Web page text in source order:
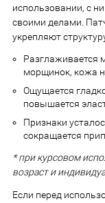
использовании, с
своими делами.
укрепляют
Разглаживается
морщинок, кожа
Ощущается
повышается
Признаки
сокращается
* при курсовом
возраст и
Если перед